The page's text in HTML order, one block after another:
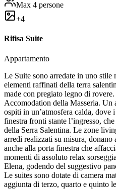
Max 4 persone
+4
Rifisa Suite
Appartamento
Le Suite sono arredate in uno
elementi raffinati della terra
made con pregiato legno di
Accomodation della Masseria. Un
ospiti in un’atmosfera calda, dove
finestra fronti stante l’ingresso,
della Serra Salentina. Le zone
arredi realizzati su misura, donano
anche alla porta finestra che
momenti di assoluto relax
Elena, godendo del suggestivo
Le suites sono dotate di camera
aggiunta di terzo, quarto e quinto